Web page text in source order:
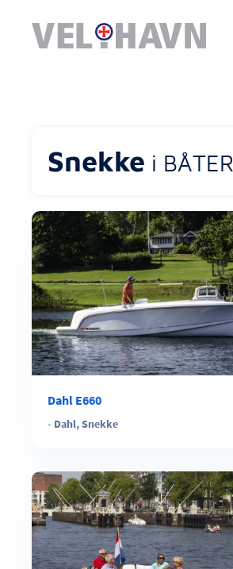
Snekke i BÅTER
Dahl E660
- Dahl,Snekke